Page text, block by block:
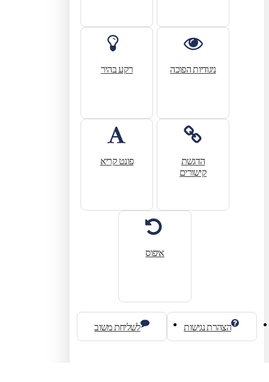
ניגודיות הפוכה רקע בהיר
הדגשת
קישורים
פונט קריא
איפוס
הצהרת נגישות לשליחת משוב